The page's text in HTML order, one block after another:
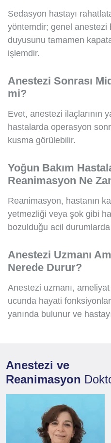
Sedasyon hastayı
yöntemdir; genel anestezi
duyusunu tamamen
işlemdir.
Anestezi Sonrası
mi?
Evet, anestezi ilaçlarının
hastalarda operasyon
kusma görülebilir.
Yoğun Bakım
Reanimasyon Ne
Reanimasyon, hastanın
yetmezliği veya şok gibi
bozulduğu acil
Anestezi Uzmanı
Nerede Durur?
Anestezi uzmanı,
ucunda hayati
yanında bulunur ve
Anestezi ve
Reanimasyon